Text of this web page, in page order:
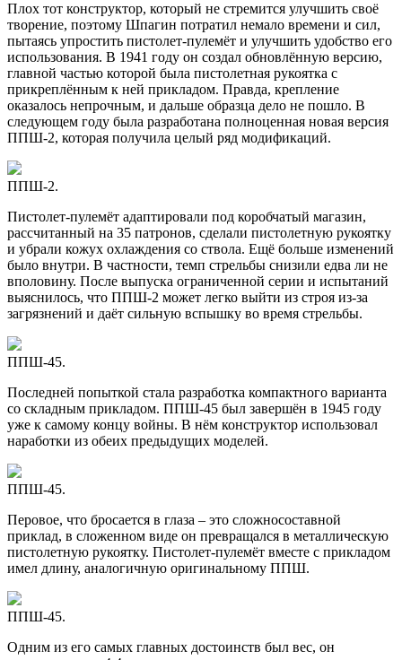
Плох тот конструктор, который не стремится улучшить своё
творение, поэтому Шпагин потратил немало времени и сил,
пытаясь упростить пистолет-пулемёт и улучшить удобство его
использования. В 1941 году он создал обновлённую версию,
главной частью которой была пистолетная рукоятка с
прикреплённым к ней прикладом. Правда, крепление
оказалось непрочным, и дальше образца дело не пошло. В
следующем году была разработана полноценная новая версия
ППШ-2, которая получила целый ряд модификаций.
ППШ-2.
Пистолет-пулемёт адаптировали под коробчатый магазин,
рассчитанный на 35 патронов, сделали пистолетную рукоятку
и убрали кожух охлаждения со ствола. Ещё больше изменений
было внутри. В частности, темп стрельбы снизили едва ли не
вполовину. После выпуска ограниченной серии и испытаний
выяснилось, что ППШ-2 может легко выйти из строя из-за
загрязнений и даёт сильную вспышку во время стрельбы.
ППШ-45.
Последней попыткой стала разработка компактного варианта
со складным прикладом. ППШ-45 был завершён в 1945 году
уже к самому концу войны. В нём конструктор использовал
наработки из обеих предыдущих моделей.
ППШ-45.
Перовое, что бросается в глаза – это сложносоставной
приклад, в сложенном виде он превращался в металлическую
пистолетную рукоятку. Пистолет-пулемёт вместе с прикладом
имел длину, аналогичную оригинальному ППШ.
ППШ-45.
Одним из его самых главных достоинств был вес, он